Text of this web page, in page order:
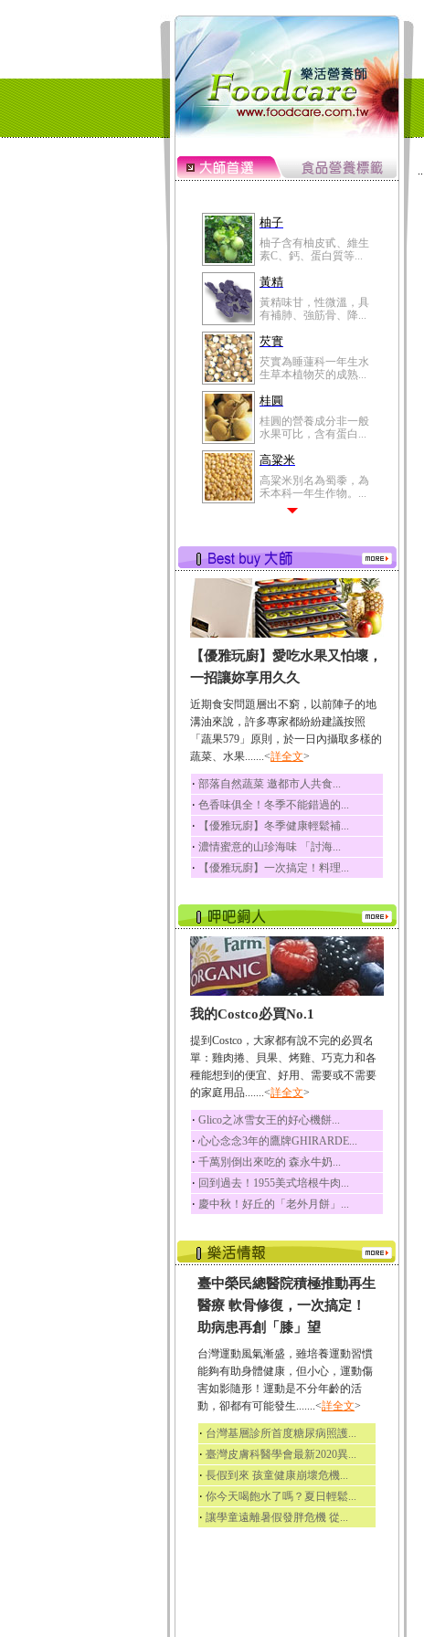
柚子
柚子含有柚皮甙、維生
素C、鈣、蛋白質等...
黃精
黃精味甘，性微溫，具
有補肺、強筋骨、降...
芡實
芡實為睡蓮科一年生水
生草本植物芡的成熟...
桂圓
桂圓的營養成分非一般
水果可比，含有蛋白...
高粱米
高粱米別名為蜀黍，為
禾本科一年生作物。...
有蛋白質、脂肪、磷...
鮪魚
鮪魚肚肉中的不飽和脂
肪酸內富含EPA和DH...
韭菜
韭菜所含的膳食纖維能
幫助消化與通便；揮...
冬瓜
冬瓜營養價值高，鈉含
量極低是水腫病人的...
豆豉
豆豉裡頭含有營養的蛋
白質、脂肪、鈣、磷...
榛果
榛果裡所含的營養素有
蛋白質、脂肪、醣類...
迷迭香
酸、迷迭香酸、植物...
咖啡
咖啡中的咖啡因會刺激
中樞神經系統，特別...
椰子
椰子含有糖類、脂肪、
荔枝
荔枝性質溫和所含的營
養素有醣類、檸檬酸...
五味子
五味子性質溫熱所含營
養成分有揮發油、檸...
草魚
草魚含有維生素A、維生
素C、及豐富的蛋白...
【優雅玩廚】愛吃水果又怕壞，
一招讓妳享用久久
近期食安問題層出不窮，以前陣子的地
溝油來說，許多專家都紛紛建議按照
「蔬果579」原則，於一日內攝取多樣的
蔬菜、水果.......<詳全文>
‧ 部落自然蔬菜 邀都市人共食...
‧ 色香味俱全！冬季不能錯過的...
‧ 【優雅玩廚】冬季健康輕鬆補...
‧ 濃情蜜意的山珍海味 「討海...
‧ 【優雅玩廚】一次搞定！料理...
我的Costco必買No.1
提到Costco，大家都有說不完的必買名
單：雞肉捲、貝果、烤雞、巧克力和各
種能想到的便宜、好用、需要或不需要
的家庭用品.......<詳全文>
‧ Glico之冰雪女王的好心機餅...
‧ 心心念念3年的鷹牌GHIRARDE...
‧ 千萬別倒出來吃的 森永牛奶...
‧ 回到過去！1955美式培根牛肉...
‧ 慶中秋！好丘的「老外月餅」...
臺中榮民總醫院積極推動再生
醫療 軟骨修復，一次搞定！
助病患再創「膝」望
台灣運動風氣漸盛，雖培養運動習慣
能夠有助身體健康，但小心，運動傷
害如影隨形！運動是不分年齡的活
動，卻都有可能發生.......<詳全文>
‧ 台灣基層診所首度糖尿病照護...
‧ 臺灣皮膚科醫學會最新2020異...
‧ 長假到來 孩童健康崩壞危機...
‧ 你今天喝飽水了嗎？夏日輕鬆...
‧ 讓學童遠離暑假發胖危機 從...